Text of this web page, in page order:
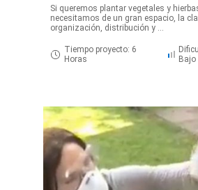
Si queremos plantar vegetales y
necesitamos de un gran espacio, la
organización, distribución y ...
Tiempo proyecto: 6
Horas
Bajo